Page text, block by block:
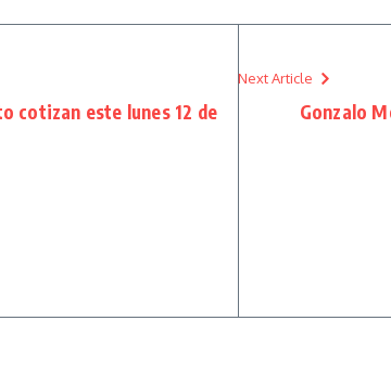
cotizan este lunes 12 de
Next Article
Gonzalo